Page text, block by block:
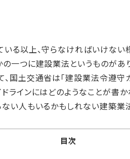
る以上、守らなければいけない
一つに建設業法というものがあ
国土交通省は「建設業法令遵守
ラインにはどのようなことが書か
い人もいるかもしれない建築業
目次